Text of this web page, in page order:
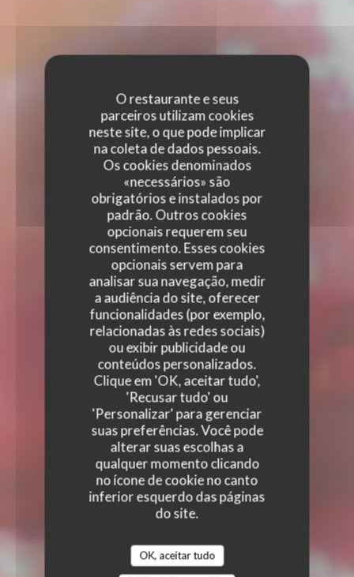
O restaurante e seus
parceiros utilizam cookies
neste site, o que pode implicar
na coleta de dados pessoais.
Os cookies denominados
«necessários» são
obrigatórios e instalados por
padrão. Outros cookies
opcionais requerem seu
consentimento. Esses cookies
opcionais servem para
analisar sua navegação, medir
a audiência do site, oferecer
funcionalidades (por exemplo,
relacionadas às redes sociais)
ou exibir publicidade ou
conteúdos personalizados.
Clique em 'OK, aceitar tudo',
'Recusar tudo' ou
'Personalizar' para gerenciar
suas preferências. Você pode
alterar suas escolhas a
qualquer momento clicando
no ícone de cookie no canto
inferior esquerdo das páginas
do site.
OK, aceitar tudo